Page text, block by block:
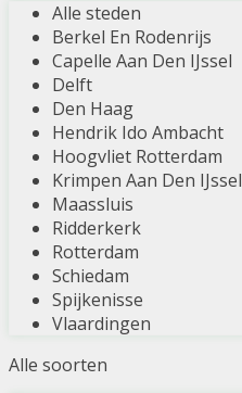
Alle steden
Berkel En Rodenrijs
Capelle Aan Den IJssel
Delft
Den Haag
Hendrik Ido Ambacht
Hoogvliet Rotterdam
Krimpen Aan Den IJssel
Maassluis
Ridderkerk
Rotterdam
Schiedam
Spijkenisse
Vlaardingen
Alle soorten